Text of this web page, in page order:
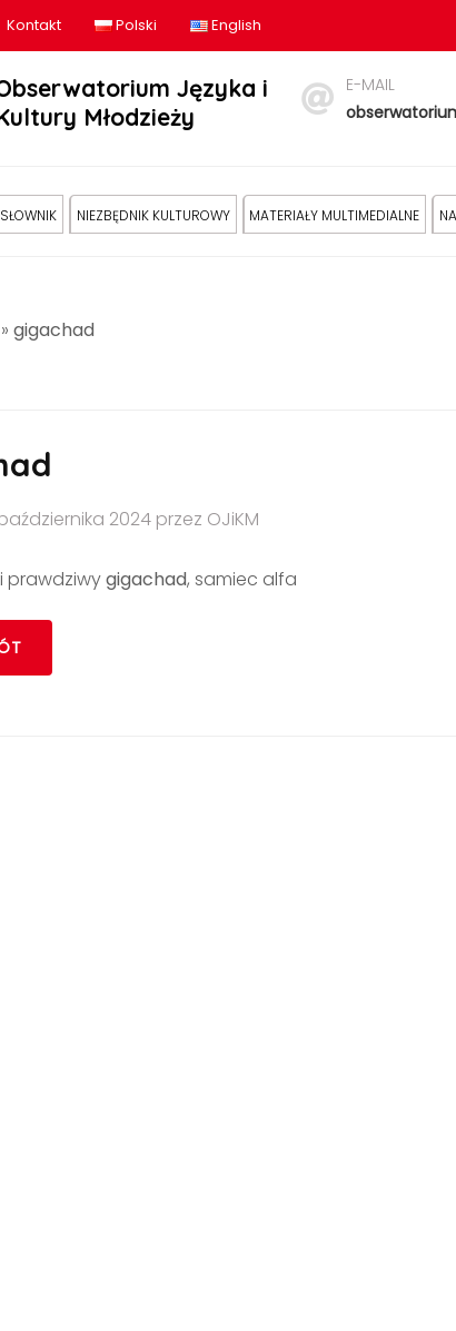
Kontakt Polski English
Języka i
Młodzieży
E-MAIL
SŁOWNIK NIEZBĘDNIK KULTUROWY MATERIAŁY MULTIMEDIALNE
» gigachad
2024 przez OJiKM
prawdziwygigachad, samiec alfa